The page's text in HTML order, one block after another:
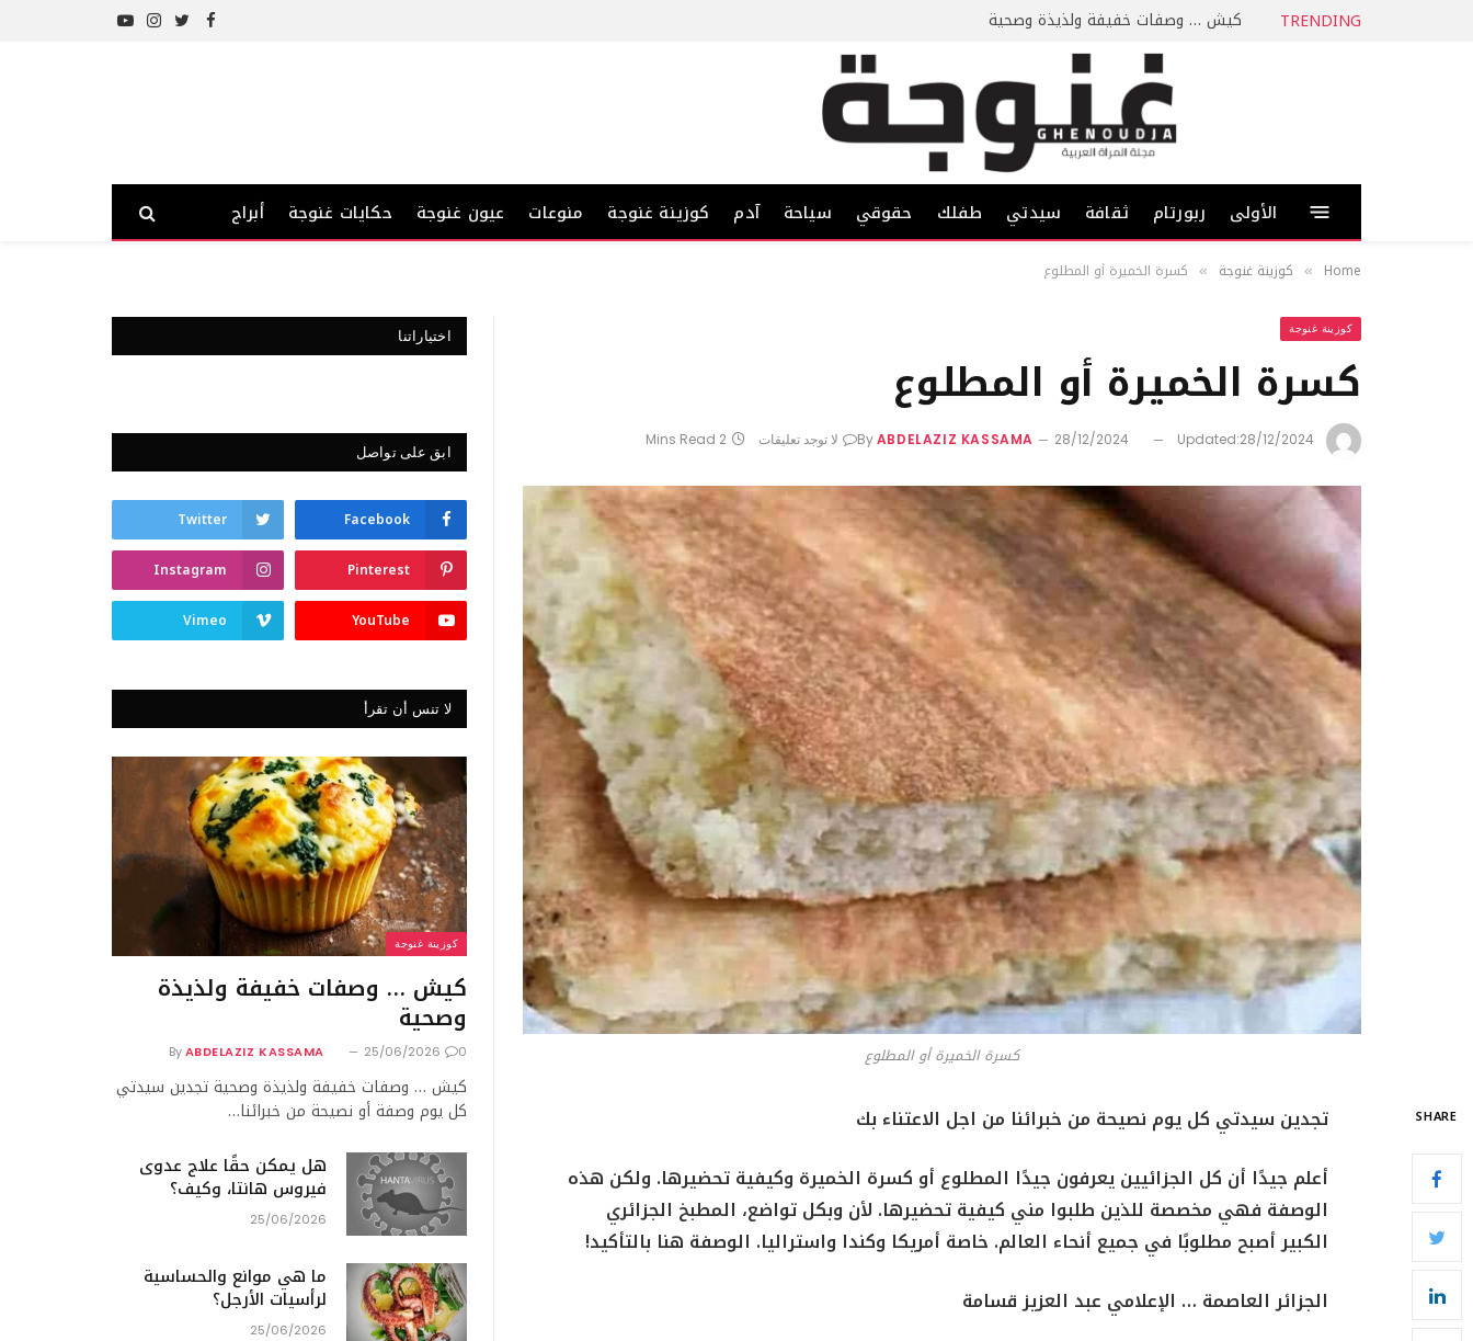
TRENDING كيش … وصفات خفيفة ولذيذة وصحية Facebook
Twitter
Instagram
YouTube
الأولى ربورتام ثقافة سيدتي طفلك حقوقي سياحة آدم كوزينة غنوجة منوعات عيون غنوجة حكايات غنوجة أبراج
Home
» كوزينة غنوجة » كسرة الخميرة أو المطلوع
كوزينة غنوجة
كسرة الخميرة أو المطلوع
ByABDELAZIZ KASSAMA 28/12/2024 Updated:28/12/2024 لا توجد تعليقات 2 Mins Read
كسرة الخميرة أو المطلوع
SHARE
تجدين سيدتي كل يوم نصيحة من خبرائنا من اجل الاعتناء بك
أعلم جيدًا أن كل الجزائيين يعرفون جيدًا المطلوع أو كسرة الخميرة وكيفية تحضيرها. ولكن هذه
الوصفة فهي مخصصة للذين طلبوا مني كيفية تحضيرها. لأن وبكل تواضع، المطبخ الجزائري
الكبير أصبح مطلوبًا في جميع أنحاء العالم. خاصة أمريكا وكندا واستراليا. الوصفة هنا بالتأكيد!
الجزائر العاصمة … الإعلامي عبد العزيز قسامة
اختياراتنا
ابق على تواصل
Facebook
Twitter
Pinterest
Instagram
YouTube
Vimeo
لا تنس أن تقرأ
كوزينة غنوجة
كيش … وصفات خفيفة ولذيذة
وصحية
By ABDELAZIZ KASSAMA 25/06/2026 0
كيش … وصفات خفيفة ولذيذة وصحية تجدين سيدتي
كل يوم وصفة أو نصيحة من خبرائنا…
هل يمكن حقًا علاج عدوى
فيروس هانتا، وكيف؟
25/06/2026
ما هي موانع والحساسية
لرأسيات الأرجل؟
25/06/2026